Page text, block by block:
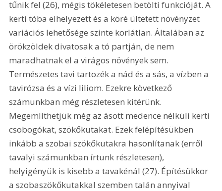
tűnik fel (26), mégis tökéletesen betölti funkcióját. A
kerti tóba elhelyezett és a köré ültetett növényzet
variációs lehetősége szinte korlátlan. Általában az
örökzöldek divatosak a tó partján, de nem
maradhatnak el a virágos növények sem.
Természetes tavi tartozék a nád és a sás, a vízben a
tavirózsa és a vízi liliom. Ezekre következő
számunkban még részletesen kitérünk.
Megemlíthetjük még az ásott medence nélküli kerti
csobogókat, szökőkutakat. Ezek felépítésükben
inkább a szobai szökőkutakra hasonlítanak (erről
tavalyi számunkban írtunk részletesen),
helyigényük is kisebb a tavakénál (27). Építésükkor
a szobaszökőkutakkal szemben talán annyival